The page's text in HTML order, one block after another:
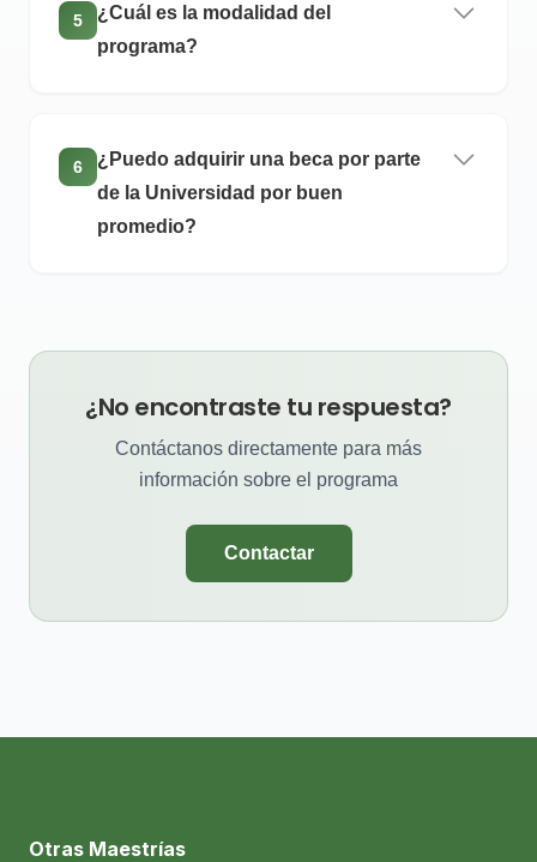
5
¿Cuál es la modalidad del
programa?
6
¿Puedo adquirir una beca por parte
de la Universidad por buen
promedio?
¿No encontraste tu respuesta?
Contáctanos directamente para más
información sobre el programa
Contactar
Otras Maestrías